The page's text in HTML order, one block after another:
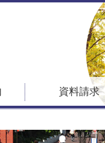
資料請求